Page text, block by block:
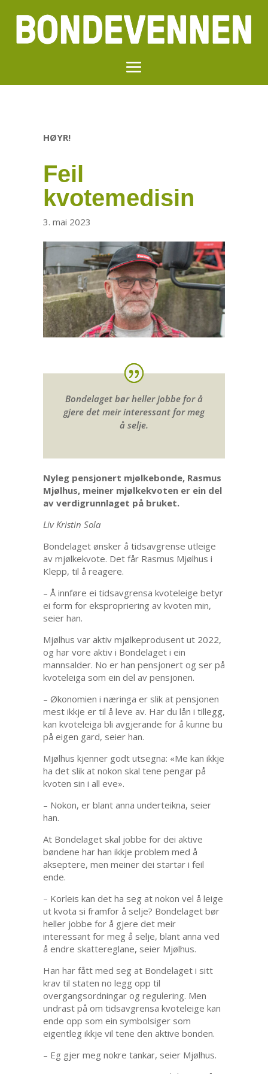
HØYR!
Feil
kvotemedisin
3. mai 2023
Bondelaget bør heller jobbe for å
gjere det meir interessant for meg
å selje.
Nyleg pensjonert mjølkebonde, Rasmus
Mjølhus, meiner mjølkekvoten er ein del
av verdigrunnlaget på bruket.
Liv Kristin Sola
Bondelaget ønsker å tidsavgrense utleige
av mjølkekvote. Det får Rasmus Mjølhus i
Klepp, til å reagere.
– Å innføre ei tidsavgrensa kvoteleige betyr
ei form for ekspropriering av kvoten min,
seier han.
Mjølhus var aktiv mjølkeprodusent ut 2022,
og har vore aktiv i Bondelaget i ein
mannsalder. No er han pensjonert og ser på
kvoteleiga som ein del av pensjonen.
– Økonomien i næringa er slik at pensjonen
mest ikkje er til å leve av. Har du lån i tillegg,
kan kvoteleiga bli avgjerande for å kunne bu
på eigen gard, seier han.
Mjølhus kjenner godt utsegna: «Me kan ikkje
ha det slik at nokon skal tene pengar på
kvoten sin i all eve».
– Nokon, er blant anna underteikna, seier
han.
At Bondelaget skal jobbe for dei aktive
bøndene har han ikkje problem med å
akseptere, men meiner dei startar i feil
ende.
– Korleis kan det ha seg at nokon vel å leige
ut kvota si framfor å selje? Bondelaget bør
heller jobbe for å gjere det meir
interessant for meg å selje, blant anna ved
å endre skattereglane, seier Mjølhus.
Han har fått med seg at Bondelaget i sitt
krav til staten no legg opp til
overgangsordningar og regulering. Men
undrast på om tidsavgrensa kvoteleige kan
ende opp som ein symbolsiger som
eigentleg ikkje vil tene den aktive bonden.
– Eg gjer meg nokre tankar, seier Mjølhus.